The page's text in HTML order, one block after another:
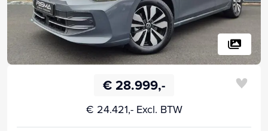
€ 28.999,-
€ 24.421,- Excl. BTW